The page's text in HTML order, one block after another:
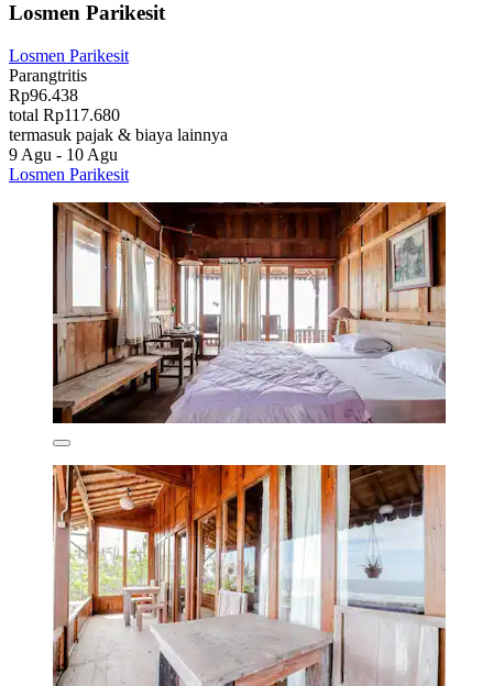
Losmen Parikesit
Losmen Parikesit
Parangtritis
Rp96.438
total Rp117.680
termasuk pajak & biaya lainnya
9 Agu - 10 Agu
Losmen Parikesit